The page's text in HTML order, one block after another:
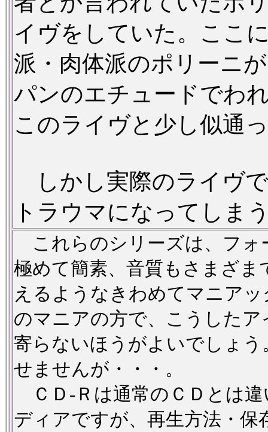
イヴをしていた。ここ
派・肉体派のポリーニ
パンのエチュードでわ
このライヴと少し似通
しかし実際のライヴ
トラウマになってしま
これらのシリーズは、フォ
極めて簡素、音質もさまざ
えるようなきわめてマニア
のマニアの方で、こうした
寄らないほうがよいでしょ
せませんが・・・。
ＣＤ-Ｒは通常のＣＤとは
ディアですが、再生方法・